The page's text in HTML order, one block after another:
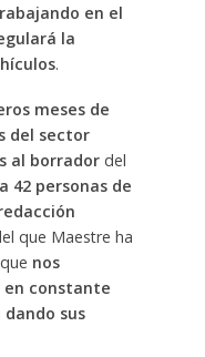
en el
la
.
meses de
del sector
al borradordel
42 personas de
que Maestre ha
que nos
constante
sus